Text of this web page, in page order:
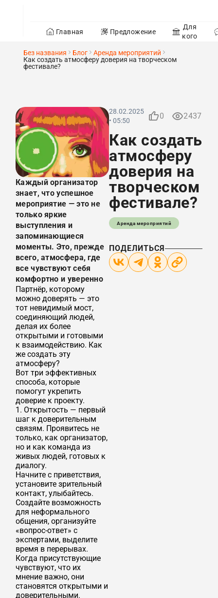
Главная Предложение
Для
кого
Без названия Блог
Аренда мероприятий
Как создать атмосферу доверия на творческом
фестивале?
Каждый организатор
знает, что успешное
мероприятие — это не
только яркие
выступления и
запоминающиеся
моменты. Это, прежде
всего, атмосфера, где
все чувствуют себя
комфортно и уверенно
Партнёр, которому
можно доверять — это
тот невидимый мост,
соединяющий людей,
делая их более
открытыми и готовыми
к взаимодействию. Как
же создать эту
атмосферу?
Вот три эффективных
способа, которые
помогут укрепить
доверие к проекту.
1. Открытость — первый
шаг к доверительным
связям. Проявитесь не
только, как организатор,
но и как команда из
живых людей, готовых к
диалогу.
Начните с приветствия,
установите зрительный
контакт, улыбайтесь.
Создайте возможность
для неформального
общения, организуйте
«вопрос-ответ» с
экспертами, выделите
время в перерывах.
Когда присутствующие
чувствуют, что их
мнение важно, они
становятся открытыми и
доверительными.
28.02.2025
• 05:50
0 2437
Как создать
атмосферу
доверия на
творческом
фестивале?
Аренда мероприятий
ПОДЕЛИТЬСЯ